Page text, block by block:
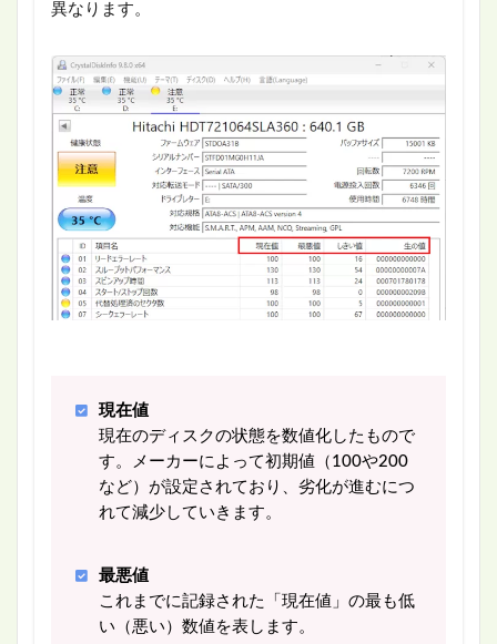
異なります。
現在値
現在のディスクの状態を数値化したもので
す。メーカーによって初期値（100や200
など）が設定されており、劣化が進むにつ
れて減少していきます。
最悪値
これまでに記録された「現在値」の最も低
い（悪い）数値を表します。